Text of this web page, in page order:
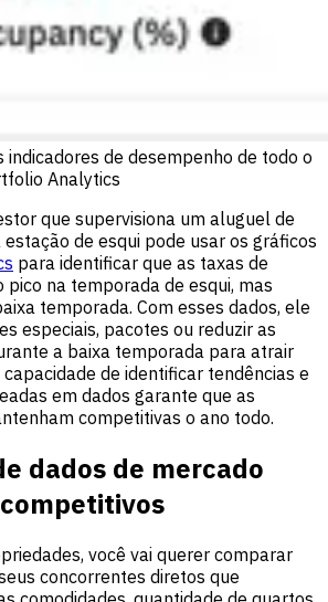
indicadores de desempenho de todo o
Analytics
que supervisiona um aluguel de
de esqui pode usar os gráficos
para identificar que as taxas de
pico na temporada de esqui, mas
temporada. Com esses dados, ele
especiais, pacotes ou reduzir as
a baixa temporada para atrair
de identificar tendências e
em dados garante que as
competitivas o ano todo.
dados de mercado
você vai querer comparar
concorrentes diretos que